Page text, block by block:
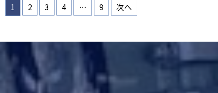
投
稿
ペ
ジ
1 2 3 4 … 9 次へ